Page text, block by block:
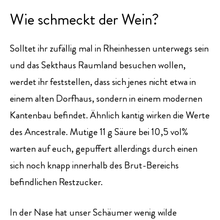
Wie schmeckt der Wein?
Solltet ihr zufällig mal in Rheinhessen unterwegs sein
und das Sekthaus Raumland besuchen wollen,
werdet ihr feststellen, dass sich jenes nicht etwa in
einem alten Dorfhaus, sondern in einem modernen
Kantenbau befindet. Ähnlich kantig wirken die Werte
des Ancestrale. Mutige 11 g Säure bei 10,5 vol%
warten auf euch, gepuffert allerdings durch einen
sich noch knapp innerhalb des Brut-Bereichs
befindlichen Restzucker.
In der Nase hat unser Schäumer wenig wilde